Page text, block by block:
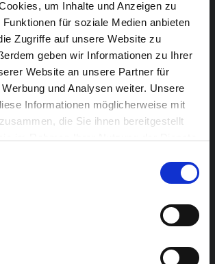
um Inhalte und Anzeigen zu
für soziale Medien anbieten
Zugriffe auf unsere Website zu
geben wir Informationen zu Ihrer
Website an unsere Partner für
und Analysen weiter. Unsere
Informationen möglicherweise mit
die Sie ihnen bereitgestellt
gelungenen Umbauten oder
eine Fachjury ausgezeichnet und
alter Bausubstanz moderne
| Abgesagt